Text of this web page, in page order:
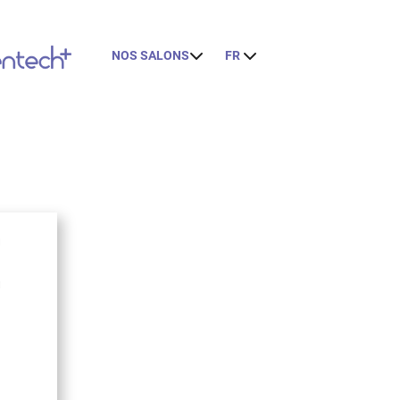
NOS SALONS FR